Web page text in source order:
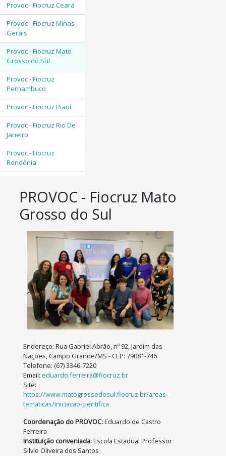
Provoc - Fiocruz Ceará
Provoc - Fiocruz Minas
Gerais
Provoc - Fiocruz Mato
Grosso do Sul
Provoc - Fiocruz
Pernambuco
Provoc - Fiocruz Piauí
Provoc - Fiocruz Rio De
Janeiro
Provoc - Fiocruz
Rondônia
PROVOC - Fiocruz Mato
Grosso do Sul
imagem destaques
Contato
Endereço: Rua Gabriel Abrão, nº 92, Jardim das
Nações, Campo Grande/MS - CEP: 79081-746
Telefone: (67) 3346-7220
Email: eduardo.ferreira@fiocruz.br
Site:
https://www.matogrossodosul.fiocruz.br/areas-
tematicas/iniciacao-cientifica
Coordenação do PROVOC:Eduardo de Castro
Ferreira
Instituição conveniada:Escola Estadual Professor
Silvio Oliveira dos Santos